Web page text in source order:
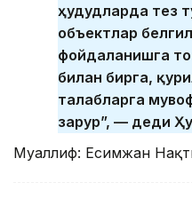
ҳудудларда тез
объектлар
фойдаланишга
билан бирга,
талабларга
зарур”, — деди
Муаллиф: Есимжан